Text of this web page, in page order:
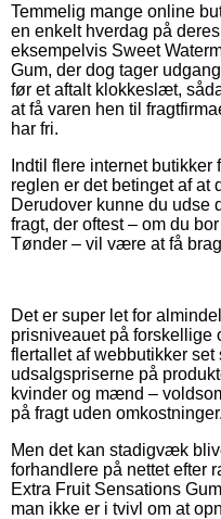
Temmelig mange online
en enkelt hverdag på
eksempelvis Sweet
Gum, der dog tager
før et aftalt klokkeslæt,
at få varen hen til
har fri.
Indtil flere internet
reglen er det betinget af at
Derudover kunne du udse
fragt, der oftest – om du
Tønder – vil være at få
Det er super let for
prisniveauet på forskellige
flertallet af webbutikker
udsalgspriserne på
kvinder og mænd –
på fragt uden omkostninger.
Men det kan stadigvæk
forhandlere på nettet efter
Extra Fruit Sensations
man ikke er i tvivl om at